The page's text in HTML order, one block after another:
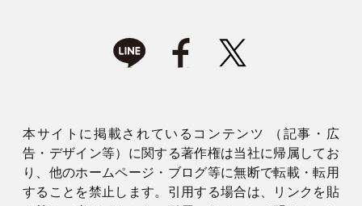
本サイトに掲載されているコンテンツ （記事・広
告・デザイン等）に関する著作権は当社に帰属してお
り、他のホームページ・ブログ等に無断で転載・転用
することを禁止します。引用する場合は、リンクを貼